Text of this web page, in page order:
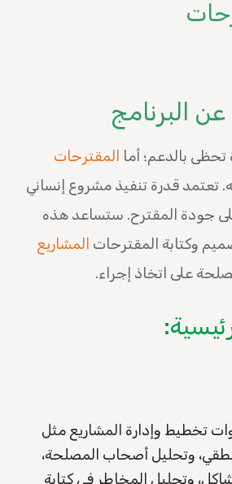
البرنامج
بالدعم؛ أما المقترحات
تعتمد قدرة تنفيذ مشروع إنساني
جودة المقترح. ستساعد هذه
وكتابة المقترحات المشاريع
على اتخاذ إجراء.
تخطيط وإدارة المشاريع مثل
وتحليل أصحاب المصلحة،
وتحليل المخاطر في كتابة